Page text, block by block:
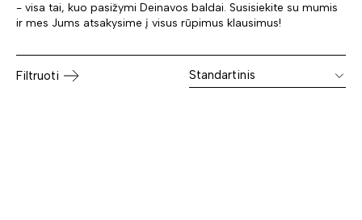
- visa tai, kuo pasižymi Deinavos baldai. Susisiekite su mumis
ir mes Jums atsakysime į visus rūpimus klausimus!
Filtruoti Standartinis